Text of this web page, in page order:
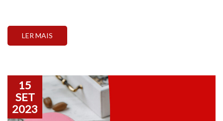
LER MAIS
15
SET
2023